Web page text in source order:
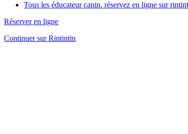
Tous les éducateur canin. réservez en ligne sur
Réserver en ligne
Continuer sur Rintintin